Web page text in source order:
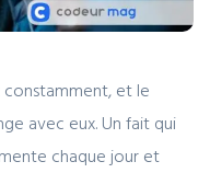
constamment, et le
avec eux. Un fait qui
chaque jour et